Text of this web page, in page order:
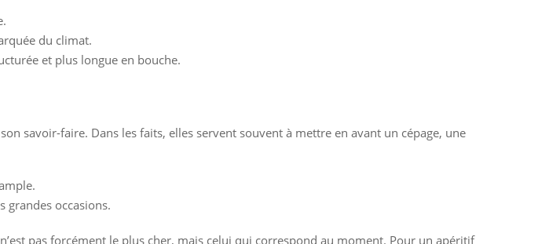
du climat.
et plus longue en bouche.
savoir-faire. Dans les faits, elles servent souvent à mettre en avant un cépage, une
grandes occasions.
pas forcément le plus cher, mais celui qui correspond au moment. Pour un apéritif